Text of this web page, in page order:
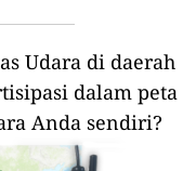
Udara di daerah
dalam peta
Anda sendiri?